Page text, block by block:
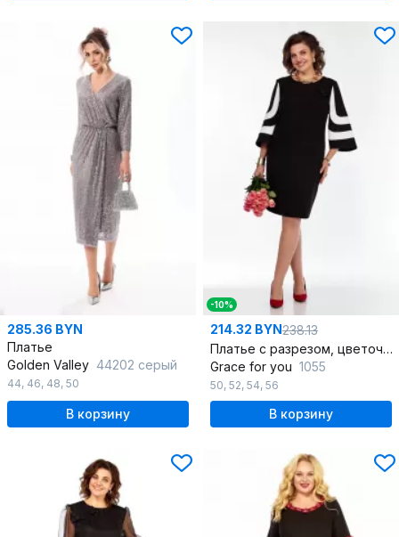
285.36 BYN
Платье
Golden Valley 44202 серый
44, 46, 48, 50
В корзину
-10%
214.32 BYN238.13
Платье с разрезом, цветочный декор и расклешенными рукавами
Grace for you 1055
50, 52, 54, 56
В корзину